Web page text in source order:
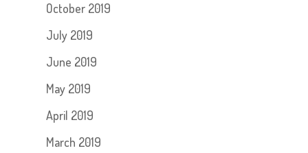
October 2019
July 2019
June 2019
May 2019
April 2019
March 2019